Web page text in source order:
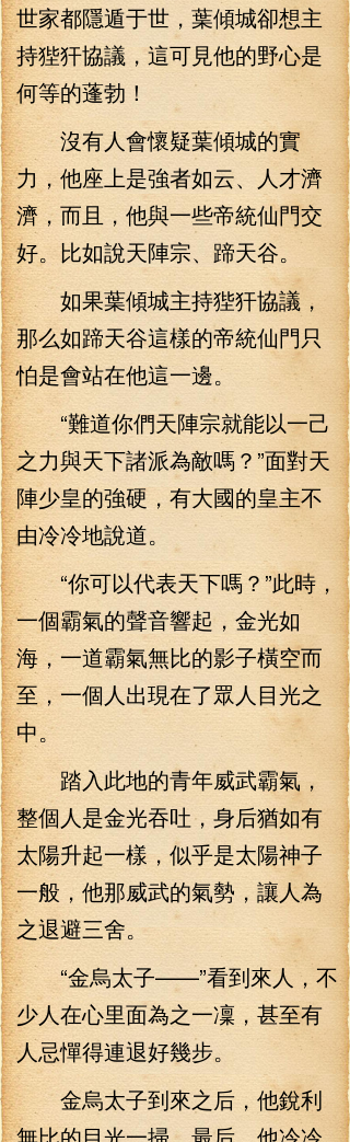
世家都隱遁于世，葉傾城卻想主
持狴犴協議，這可見他的野心是
何等的蓬勃！
沒有人會懷疑葉傾城的實
力，他座上是強者如云、人才濟
濟，而且，他與一些帝統仙門交
好。比如說天陣宗、蹄天谷。
如果葉傾城主持狴犴協議，
那么如蹄天谷這樣的帝統仙門只
怕是會站在他這一邊。
“難道你們天陣宗就能以一己
之力與天下諸派為敵嗎？”面對天
陣少皇的強硬，有大國的皇主不
由冷冷地說道。
“你可以代表天下嗎？”此時，
一個霸氣的聲音響起，金光如
海，一道霸氣無比的影子橫空而
至，一個人出現在了眾人目光之
中。
踏入此地的青年威武霸氣，
整個人是金光吞吐，身后猶如有
太陽升起一樣，似乎是太陽神子
一般，他那威武的氣勢，讓人為
之退避三舍。
“金烏太子——”看到來人，不
少人在心里面為之一凜，甚至有
人忌憚得連退好幾步。
金烏太子到來之后，他銳利